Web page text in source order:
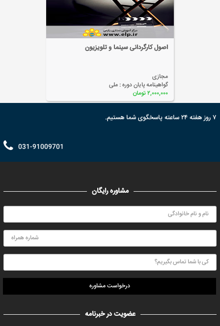
خیاطی
مجازی
گواهینامه پایان دوره : ملی
۲,۰۰۰,۰۰۰ تومان
۷ روز هفته ۲۴ ساعته پاسخگوی شما هستیم.
031-91009701
مشاوره رایگان
درخواست مشاوره
عضویت در خبرنامه